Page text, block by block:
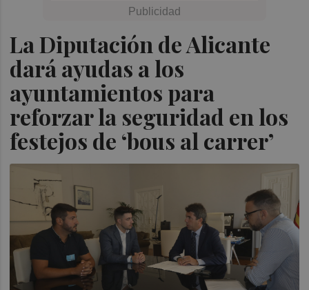
La Diputación de Alicante
dará ayudas a los
ayuntamientos para
reforzar la seguridad en los
festejos de ‘bous al carrer’